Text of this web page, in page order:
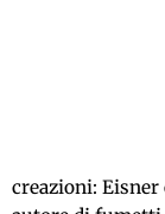
creazioni: